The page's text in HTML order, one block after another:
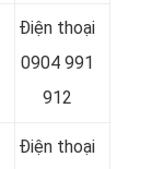
Điện thoại
0904 991
912
Điện thoại